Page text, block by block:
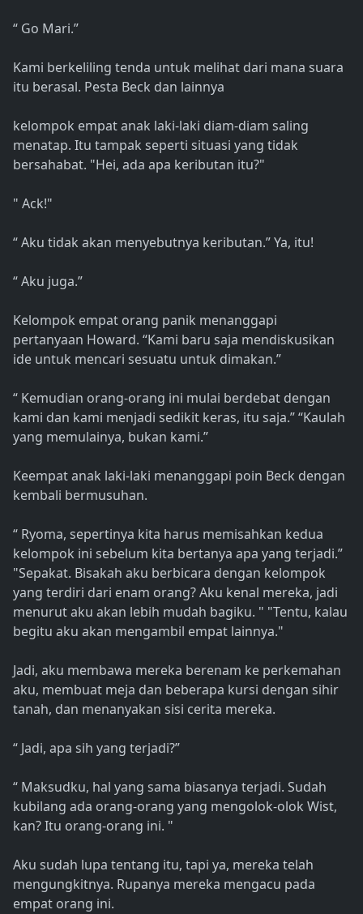
“ Go Mari.”
Kami berkeliling tenda untuk melihat dari mana suara
itu berasal. Pesta Beck dan lainnya
kelompok empat anak laki-laki diam-diam saling
menatap. Itu tampak seperti situasi yang tidak
bersahabat. "Hei, ada apa keributan itu?"
" Ack!"
“ Aku tidak akan menyebutnya keributan.” Ya, itu!
“ Aku juga.”
Kelompok empat orang panik menanggapi
pertanyaan Howard. “Kami baru saja mendiskusikan
ide untuk mencari sesuatu untuk dimakan.”
“ Kemudian orang-orang ini mulai berdebat dengan
kami dan kami menjadi sedikit keras, itu saja.” “Kaulah
yang memulainya, bukan kami.”
Keempat anak laki-laki menanggapi poin Beck dengan
kembali bermusuhan.
“ Ryoma, sepertinya kita harus memisahkan kedua
kelompok ini sebelum kita bertanya apa yang terjadi.”
"Sepakat. Bisakah aku berbicara dengan kelompok
yang terdiri dari enam orang? Aku kenal mereka, jadi
menurut aku akan lebih mudah bagiku. " "Tentu, kalau
begitu aku akan mengambil empat lainnya."
Jadi, aku membawa mereka berenam ke perkemahan
aku, membuat meja dan beberapa kursi dengan sihir
tanah, dan menanyakan sisi cerita mereka.
“ Jadi, apa sih yang terjadi?”
“ Maksudku, hal yang sama biasanya terjadi. Sudah
kubilang ada orang-orang yang mengolok-olok Wist,
kan? Itu orang-orang ini. "
Aku sudah lupa tentang itu, tapi ya, mereka telah
mengungkitnya. Rupanya mereka mengacu pada
empat orang ini.